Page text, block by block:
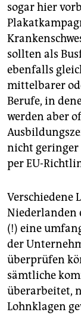
sogar hier
sollten als
ebenfalls
mittelbarer
Berufe, in
werden aber
nicht geringer
per EU-
Verschiedene
Niederlanden
(!) eine
der
überprüfen
sämtliche
überarbeitet,
Lohnklagen